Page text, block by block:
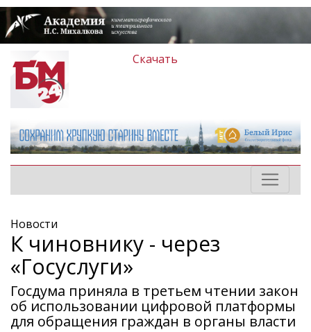
Скачать
Новости
К чиновнику - через
«Госуслуги»
Госдума приняла в третьем чтении закон
об использовании цифровой платформы
для обращения граждан в органы власти